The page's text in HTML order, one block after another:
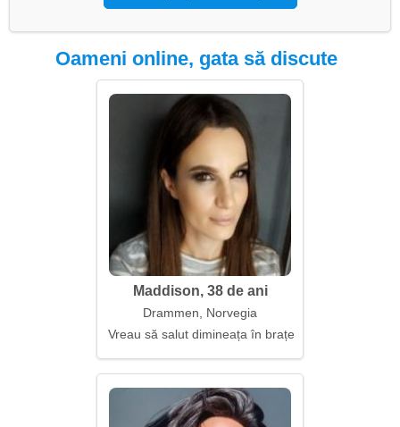
Oameni online, gata să discute
Maddison, 38 de ani
Drammen, Norvegia
Vreau să salut dimineața în brațele tale